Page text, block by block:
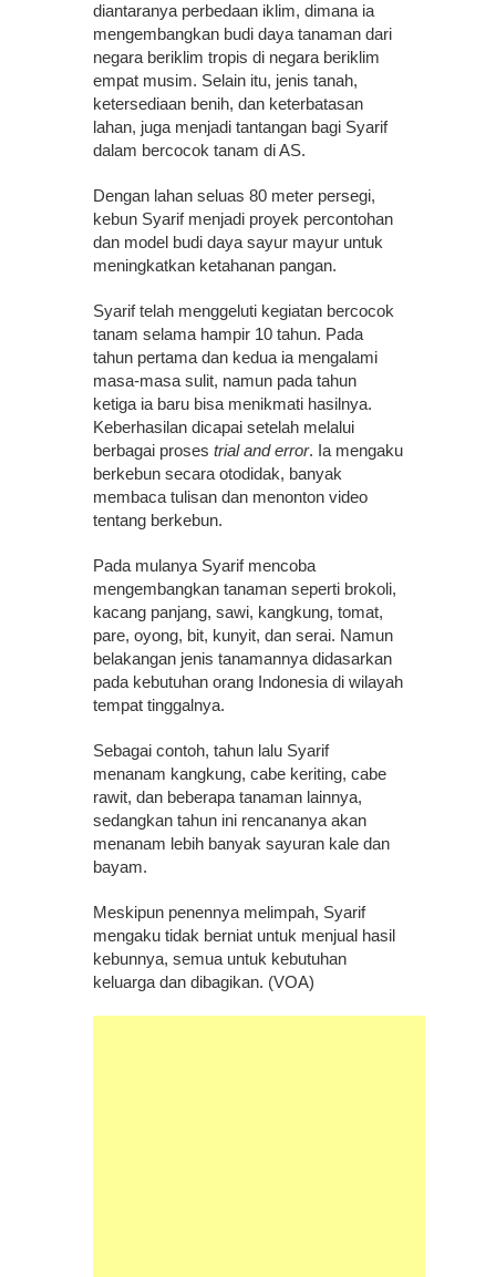
diantaranya perbedaan iklim, dimana ia
mengembangkan budi daya tanaman dari
negara beriklim tropis di negara beriklim
empat musim. Selain itu, jenis tanah,
ketersediaan benih, dan keterbatasan
lahan, juga menjadi tantangan bagi Syarif
dalam bercocok tanam di AS.
Dengan lahan seluas 80 meter persegi,
kebun Syarif menjadi proyek percontohan
dan model budi daya sayur mayur untuk
meningkatkan ketahanan pangan.
Syarif telah menggeluti kegiatan bercocok
tanam selama hampir 10 tahun. Pada
tahun pertama dan kedua ia mengalami
masa-masa sulit, namun pada tahun
ketiga ia baru bisa menikmati hasilnya.
Keberhasilan dicapai setelah melalui
berbagai proses trial and error. Ia mengaku
berkebun secara otodidak, banyak
membaca tulisan dan menonton video
tentang berkebun.
Pada mulanya Syarif mencoba
mengembangkan tanaman seperti brokoli,
kacang panjang, sawi, kangkung, tomat,
pare, oyong, bit, kunyit, dan serai. Namun
belakangan jenis tanamannya didasarkan
pada kebutuhan orang Indonesia di wilayah
tempat tinggalnya.
Sebagai contoh, tahun lalu Syarif
menanam kangkung, cabe keriting, cabe
rawit, dan beberapa tanaman lainnya,
sedangkan tahun ini rencananya akan
menanam lebih banyak sayuran kale dan
bayam.
Meskipun penennya melimpah, Syarif
mengaku tidak berniat untuk menjual hasil
kebunnya, semua untuk kebutuhan
keluarga dan dibagikan. (VOA)